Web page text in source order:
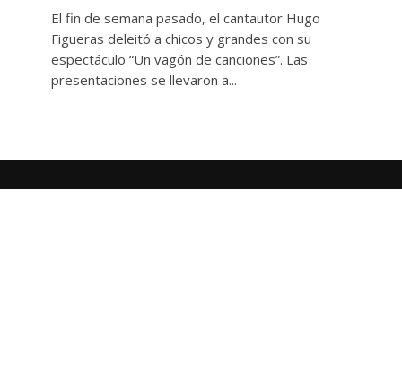
El fin de semana pasado, el cantautor Hugo
Figueras deleitó a chicos y grandes con su
espectáculo “Un vagón de canciones”. Las
presentaciones se llevaron a...